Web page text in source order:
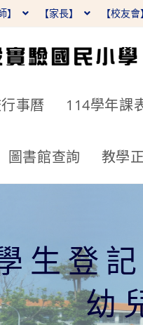
】 【家長】 【校友會】
事曆 114學年課
圖書館查詢 教學
生登
幼